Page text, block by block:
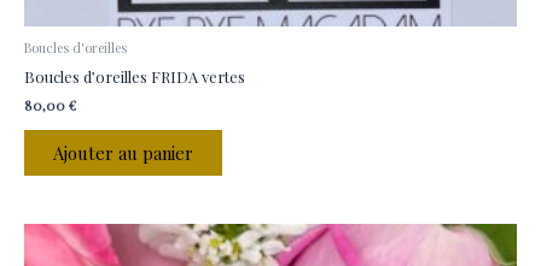
Boucles d'oreilles
Boucles d’oreilles FRIDA vertes
80,00 €
Ajouter au panier